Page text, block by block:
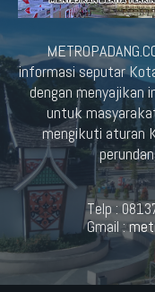
informasi seputar
dengan menyajikan
untuk
mengikuti aturan
Telp :
Gmail :